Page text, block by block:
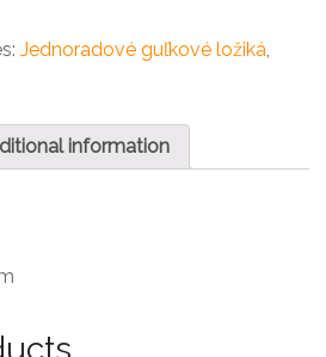
Jednoradové guľkové ložiká,
information